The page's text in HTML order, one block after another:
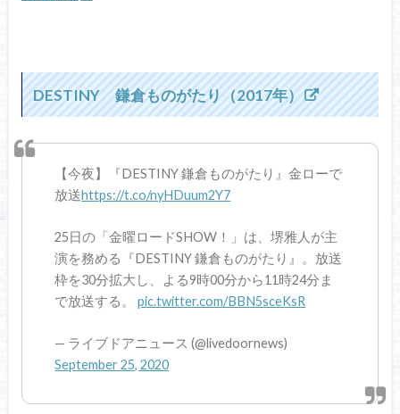
DESTINY 鎌倉ものがたり（2017年）
【今夜】『DESTINY 鎌倉ものがたり』金ローで
放送https://t.co/nyHDuum2Y7
25日の「金曜ロードSHOW！」は、堺雅人が主
演を務める『DESTINY 鎌倉ものがたり』。放送
枠を30分拡大し、よる9時00分から11時24分ま
で放送する。pic.twitter.com/BBN5sceKsR
— ライブドアニュース (@livedoornews)
September 25, 2020